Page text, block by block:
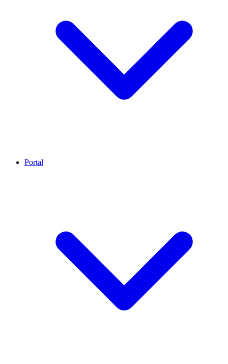
Portal